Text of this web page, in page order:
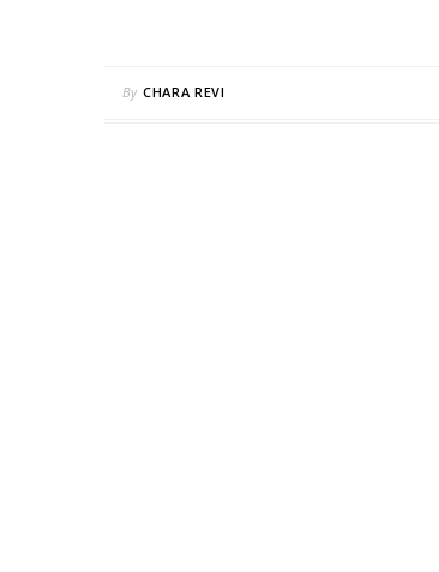
By CHARA REVI